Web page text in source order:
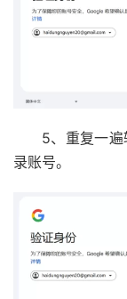
5、重复一
录账号。